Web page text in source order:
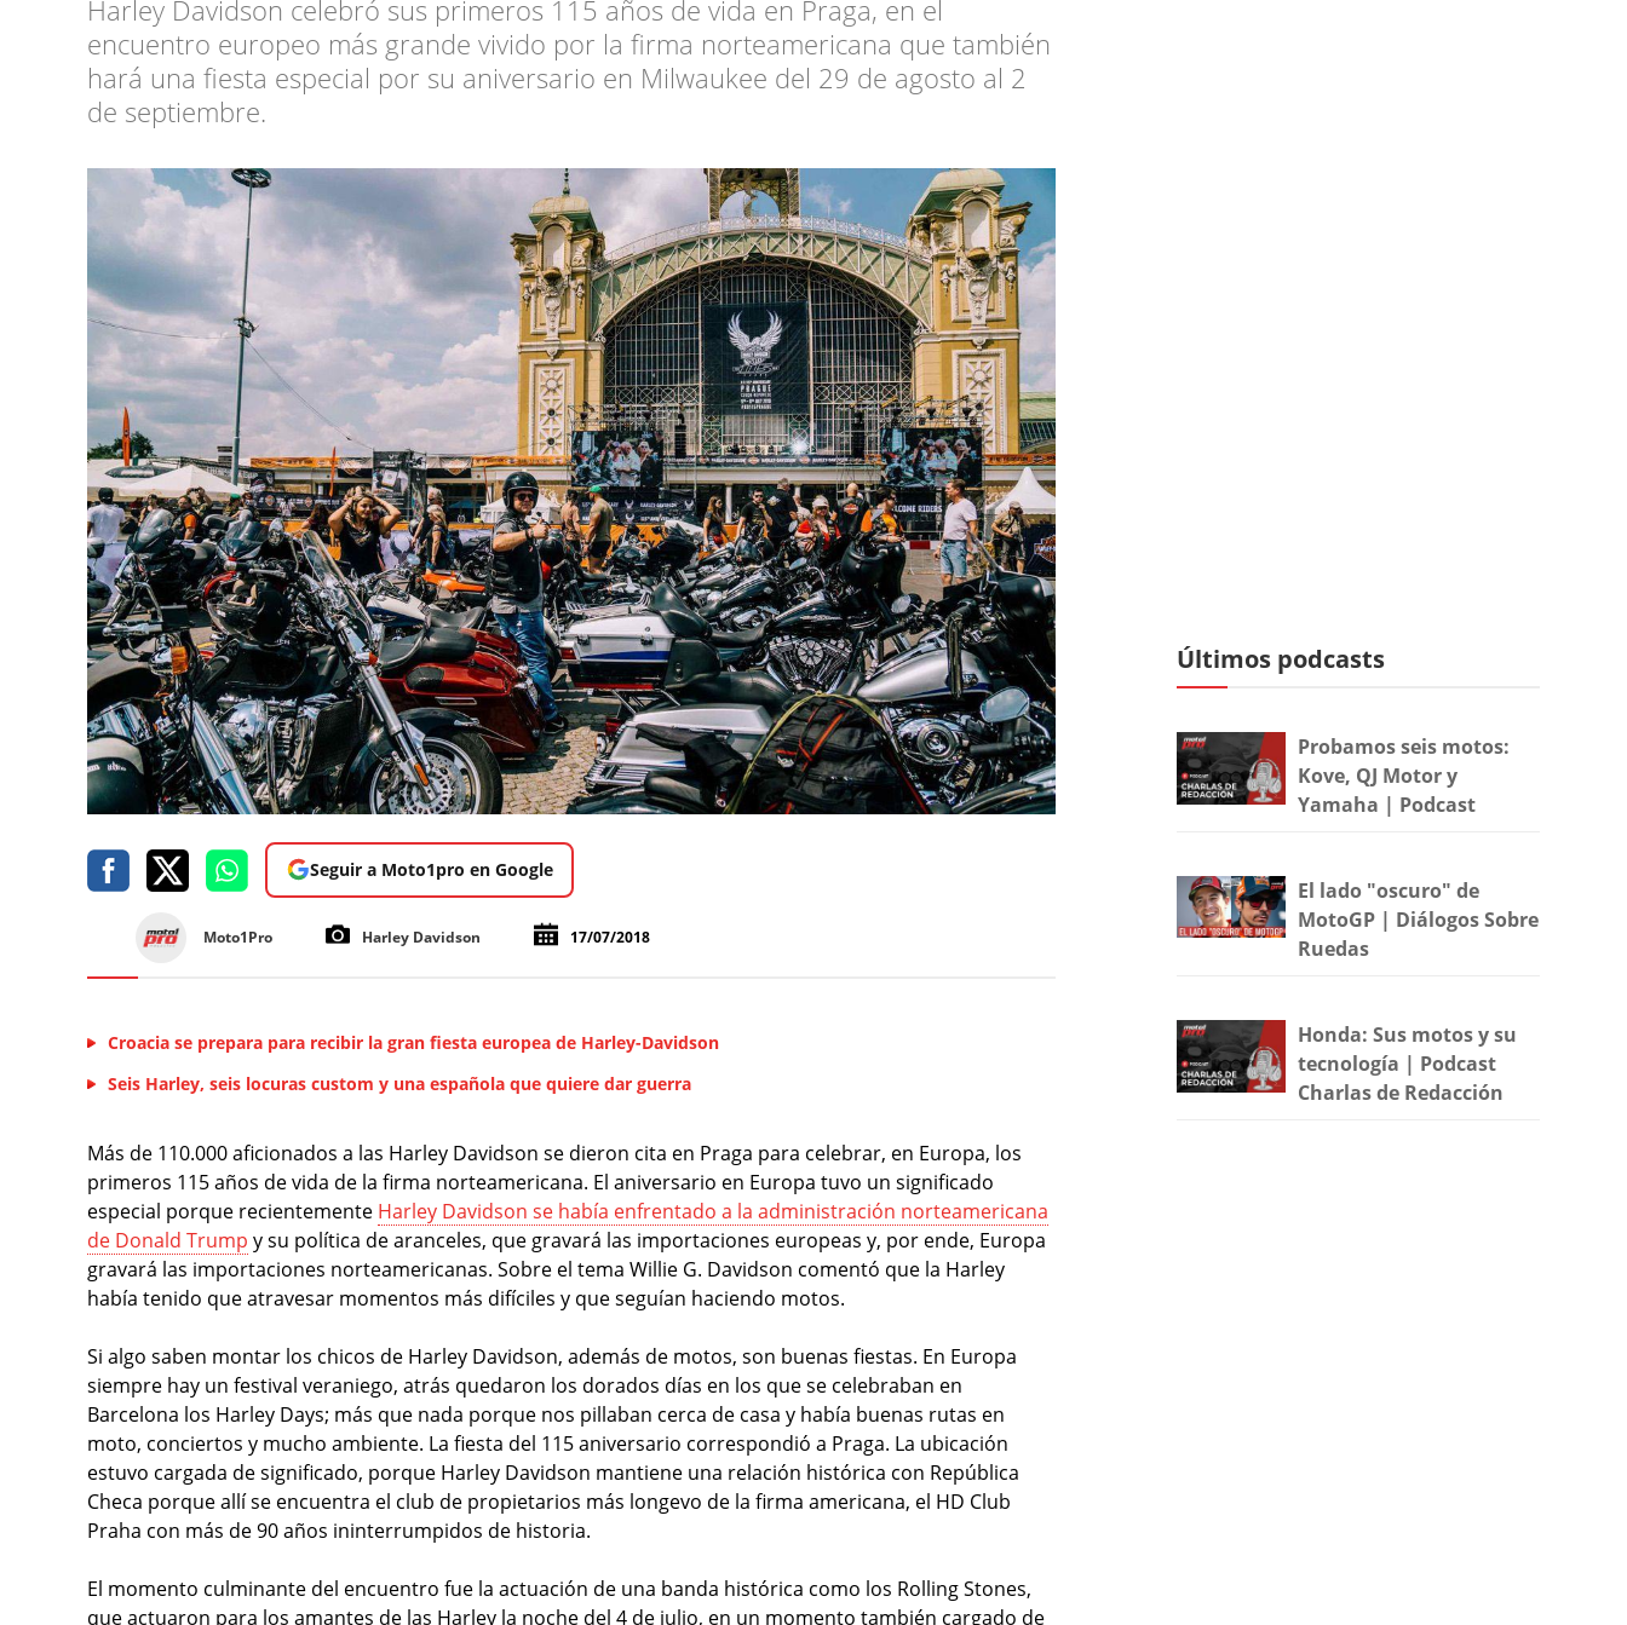
Harley Davidson celebró sus primeros 115 años de vida en Praga, en el
encuentro europeo más grande vivido por la firma norteamericana que también
hará una fiesta especial por su aniversario en Milwaukee del 29 de agosto al 2
de septiembre.
Seguir a Moto1pro en Google
Moto1Pro Harley Davidson 17/07/2018
Croacia se prepara para recibir la gran fiesta europea de Harley-Davidson
Seis Harley, seis locuras custom y una española que quiere dar guerra
Más de 110.000 aficionados a las Harley Davidson se dieron cita en Praga para celebrar, en Europa, los
primeros 115 años de vida de la firma norteamericana. El aniversario en Europa tuvo un significado
especial porque recientemente Harley Davidson se había enfrentado a la administración norteamericana
de Donald Trump y su política de aranceles, que gravará las importaciones europeas y, por ende, Europa
gravará las importaciones norteamericanas. Sobre el tema Willie G. Davidson comentó que la Harley
había tenido que atravesar momentos más difíciles y que seguían haciendo motos.
Si algo saben montar los chicos de Harley Davidson, además de motos, son buenas fiestas. En Europa
siempre hay un festival veraniego, atrás quedaron los dorados días en los que se celebraban en
Barcelona los Harley Days; más que nada porque nos pillaban cerca de casa y había buenas rutas en
moto, conciertos y mucho ambiente. La fiesta del 115 aniversario correspondió a Praga. La ubicación
estuvo cargada de significado, porque Harley Davidson mantiene una relación histórica con República
Checa porque allí se encuentra el club de propietarios más longevo de la firma americana, el HD Club
Praha con más de 90 años ininterrumpidos de historia.
El momento culminante del encuentro fue la actuación de una banda histórica como los Rolling Stones,
que actuaron para los amantes de las Harley la noche del 4 de julio, en un momento también cargado de
Últimos podcasts
Probamos seis motos:
Kove, QJ Motor y
Yamaha | Podcast
El lado "oscuro" de
MotoGP | Diálogos Sobre
Ruedas
Honda: Sus motos y su
tecnología | Podcast
Charlas de Redacción